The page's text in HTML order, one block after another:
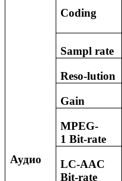
Аудио
Сoding
Sampl rate
Reso-lution
Gain
MPEG-
1 Bit-rate
LC-AAC
Bit-rate